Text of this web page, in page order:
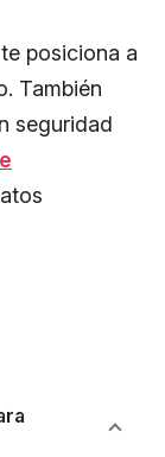
posiciona a
También
seguridad